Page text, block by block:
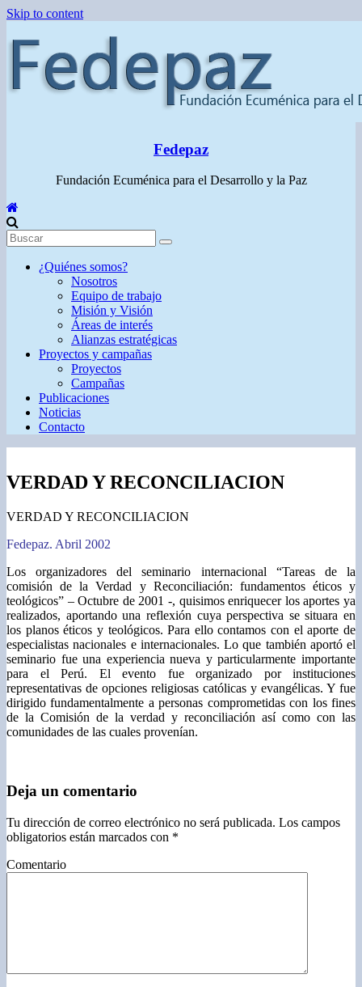
Skip to content
Fedepaz
Fundación Ecuménica para el Desarrollo y la Paz
¿Quiénes somos?
Nosotros
Equipo de trabajo
Misión y Visión
Áreas de interés
Alianzas estratégicas
Proyectos y campañas
Proyectos
Campañas
Publicaciones
Noticias
Contacto
VERDAD Y RECONCILIACION
VERDAD Y RECONCILIACION
Fedepaz. Abril 2002
Los organizadores del seminario internacional “Tareas de la
comisión de la Verdad y Reconciliación: fundamentos éticos y
teológicos” – Octubre de 2001 -, quisimos enriquecer los aportes ya
realizados, aportando una reflexión cuya perspectiva se situara en
los planos éticos y teológicos. Para ello contamos con el aporte de
especialistas nacionales e internacionales. Lo que también aportó el
seminario fue una experiencia nueva y particularmente importante
para el Perú. El evento fue organizado por instituciones
representativas de opciones religiosas católicas y evangélicas. Y fue
dirigido fundamentalmente a personas comprometidas con los fines
de la Comisión de la verdad y reconciliación así como con las
comunidades de las cuales provenían.
Deja un comentario
Tu dirección de correo electrónico no será publicada. Los campos
obligatorios están marcados con *
Comentario